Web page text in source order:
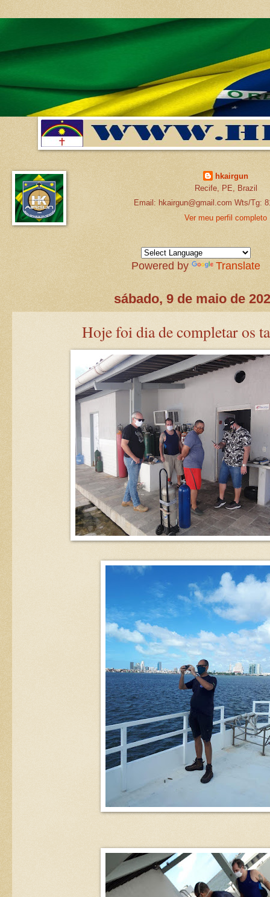
hkairgun
Recife, PE, Brazil
Email: hkairgun@gmail.com Wts/Tg:
Ver meu perfil completo
Powered by Translate
sábado, 9 de maio de
Hoje foi dia de completar os